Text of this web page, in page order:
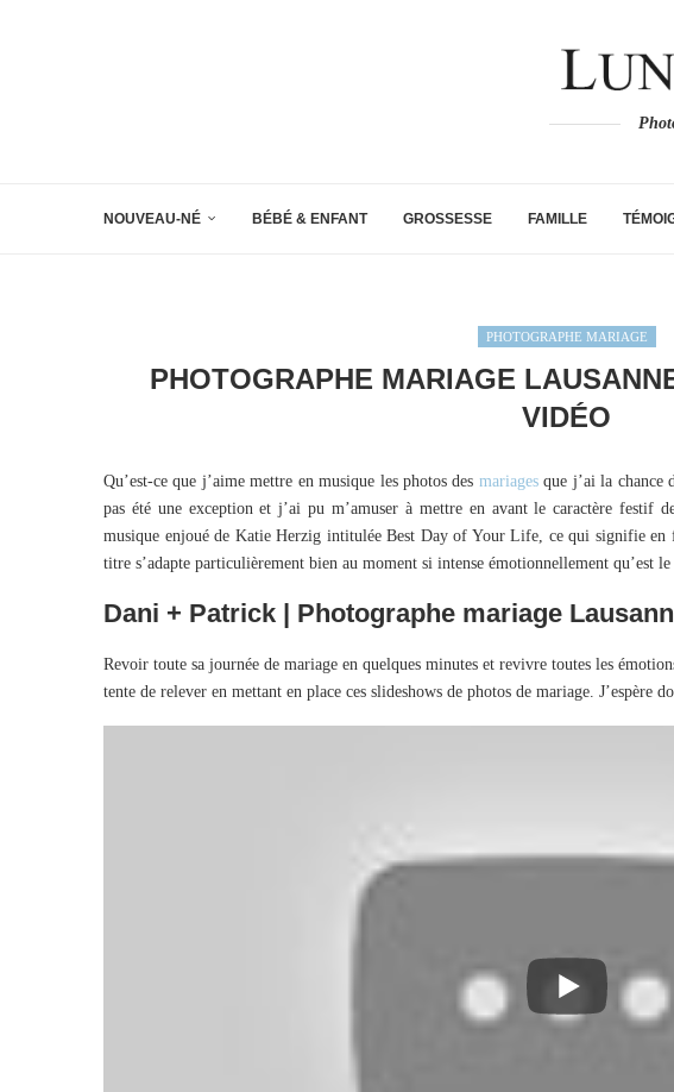
NOUVEAU-NÉ BÉBÉ & ENFANT GROSSESSE FAMILLE
PHOTOGRAPHE MARIAGE
PHOTOGRAPHE MARIAGE
VIDÉO
Qu’est-ce que j’aime mettre en musique les photos des mariagesque j’ai la chance
pas été une exception et j’ai pu m’amuser à mettre en avant le caractère festif
musique enjoué de Katie Herzig intitulée Best Day of Your Life, ce qui signifie
titre s’adapte particulièrement bien au moment si intense émotionnellement qu’est
Dani + Patrick | Photographe mariage
Revoir toute sa journée de mariage en quelques minutes et revivre toutes les
tente de relever en mettant en place ces slideshows de photos de mariage. J’espère